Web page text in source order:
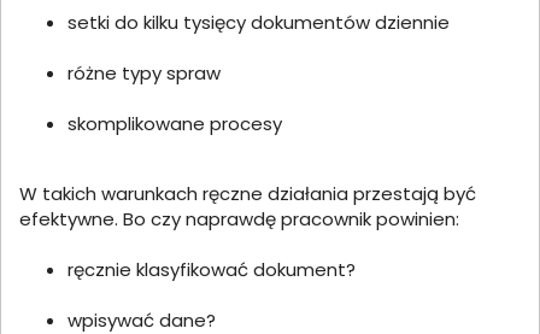
setki do kilku tysięcy dokumentów dziennie
różne typy spraw
skomplikowane procesy
W takich warunkach ręczne działania przestają być
efektywne. Bo czy naprawdę pracownik powinien:
ręcznie klasyfikować dokument?
wpisywać dane?